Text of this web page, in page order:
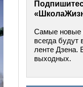
Самые новые
всегда будут
ленте Дзена.
выходных.